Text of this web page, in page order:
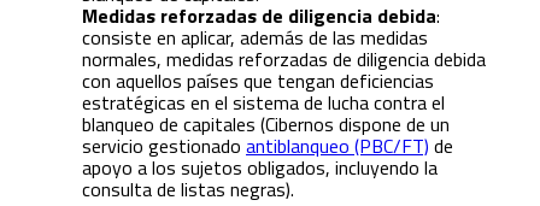
Medidas reforzadas de diligencia debida:
consiste en aplicar, además de las medidas
normales, medidas reforzadas de diligencia debida
con aquellos países que tengan deficiencias
estratégicas en el sistema de lucha contra el
blanqueo de capitales (Cibernos dispone de un
servicio gestionado antiblanqueo (PBC/FT) de
apoyo a los sujetos obligados, incluyendo la
consulta de listas negras).